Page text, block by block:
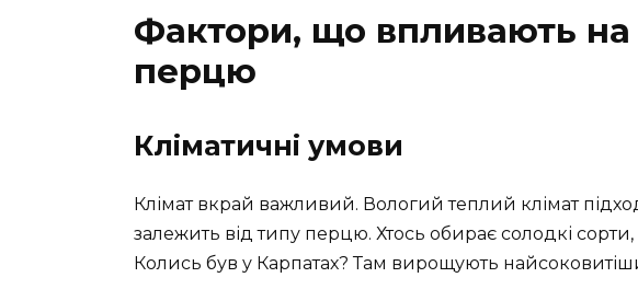
Фактори, що впливають на
перцю
Кліматичні умови
Клімат вкрай важливий. Вологий теплий клімат
залежить від типу перцю. Хтось обирає солодкі сорти,
Колись був у Карпатах? Там вирощують